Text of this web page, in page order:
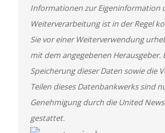
Informationen zur Eigeninformation
Weiterverarbeitung ist in der Regel
Sie vor einer Weiterverwendung
mit dem angegebenen Herausgeber.
Speicherung dieser Daten sowie die
Teilen dieses Datenbankwerks sind
Genehmigung durch die United
gestattet.